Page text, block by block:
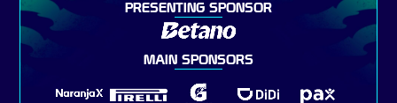
PRESENTING SPONSOR
MAIN SPONSORS